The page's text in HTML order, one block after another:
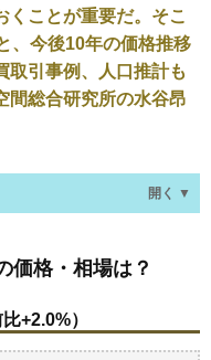
くことが重要だ。そこ
、今後10年の価格推移
取引事例、人口推計も
間総合研究所の水谷昂
開く ▼
年前比+2.0%）
価格・相場は？
+2.0%）